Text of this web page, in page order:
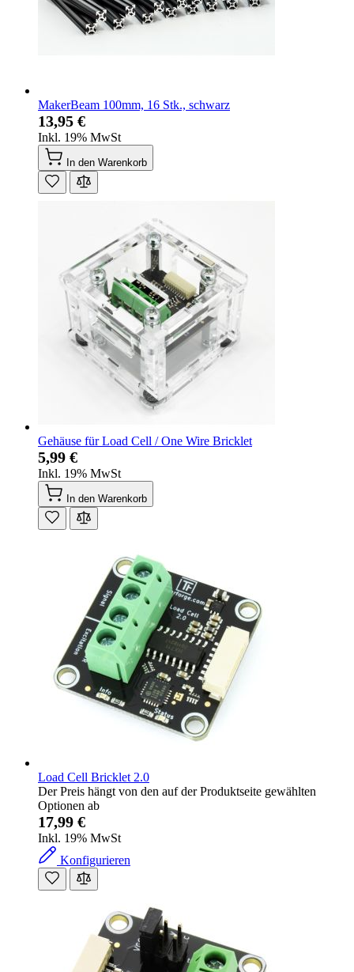
MakerBeam 100mm, 16 Stk., schwarz
13,95 €
Inkl. 19% MwSt
In den Warenkorb
Gehäuse für Load Cell / One Wire Bricklet
5,99 €
Inkl. 19% MwSt
In den Warenkorb
Load Cell Bricklet 2.0
Der Preis hängt von den auf der Produktseite gewählten
Optionen ab
17,99 €
Inkl. 19% MwSt
Konfigurieren